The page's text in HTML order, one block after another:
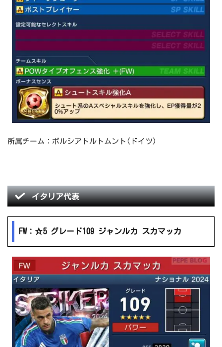
所属チーム：ボルシアドルトムント(ドイツ)
イタリア代表
FW：☆5 グレード109 ジャンルカ スカマッカ